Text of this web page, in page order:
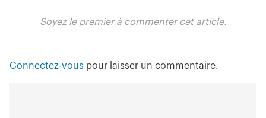
Soyez le premier à commenter cet article.
Connectez-vous pour laisser un commentaire.